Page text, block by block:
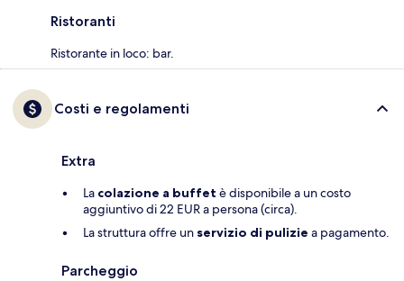
Ristoranti
Ristorante in loco: bar.
Costi e regolamenti
Extra
La colazione a buffet è disponibile a un costo
aggiuntivo di 22 EUR a persona (circa).
La struttura offre un servizio di pulizie a pagamento.
Parcheggio